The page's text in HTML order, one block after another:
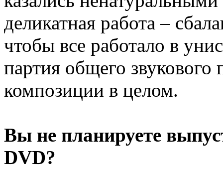
деликатная работа –
чтобы все работало в
партия общего звукового
композиции в целом.
Вы не планируете
DVD?